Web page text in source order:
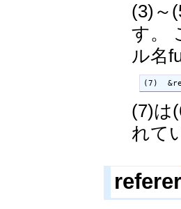
(3)～
す。
ル名
(7)
(7)は
れて
referer